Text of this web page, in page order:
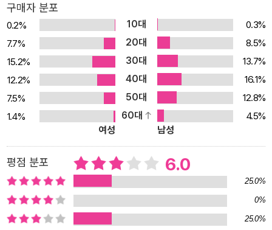
상은 현대 기호학 이후, 우리가 기표와 기의라고 부르는 것의 대립에
기초하여 서술되어 왔음을 데리다는 설파한다. 여기서 중요한 대목은
이 같은 대립은 이어서 현전의 형이상학의 전체를 구성하는 보다 광
범위한 대립들의 망으로 유도된다는 것이다. 영혼과 육체, 무한과 유
한, 초월과 경험, 지성과 감성 등이 그것이다. 이런 의미에서 서양 기
호사상사에 대한 데리다의 독법은 그로 하여금 로고스중심주의 전체
의 형이상학적 체계를 해부할 수 있게 만들어 준 훌륭한 해체 수술용
‘칼’이라 할 수 있을 것이다. 하지만 『그라마톨로지』의 내용을 몇 개의
핵심 주제로 요약하거나 몇 명 사상가들의 언급으로 머무는 것은 원
전을 통독하지 않은 사람들의 설익은 주석이며 원전 독해를 가로막는
반데리다적인 왜곡의 위험성을 지닌다. 왜냐하면 이 책에 대한 상투
적인 소개와 달리, 이 책은 결코 서양의 음성 중심 및 그것을 조건 지
은 서양의 형이상학에 대한 해체적 비판으로 국한되지 않기 때문이
구매자 분포
0.2% 10대
0.3%
7.7%
20대
8.5%
15.2%
30대
13.7%
12.2%
40대
16.1%
7.5%
50대
12.8%
1.4%
60대
4.5%
여성
남성
평점 분포 6.0
25.0%
0%
25.0%